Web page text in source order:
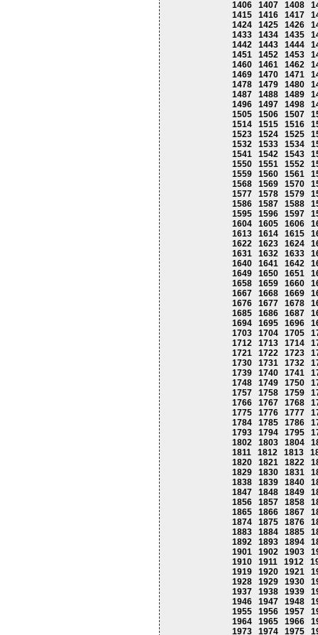
1406
1407 1408
1415
1416 1417
1424
1425 1426
1433
1434 1435
1442
1443 1444
1451
1452 1453
1460
1461 1462
1469
1470 1471
1478
1479 1480
1487
1488 1489
1496
1497 1498
1505
1506 1507
1514
1515 1516
1523
1524 1525
1532
1533 1534
1541
1542 1543
1550
1551 1552
1559
1560 1561
1568
1569 1570
1577
1578 1579
1586
1587 1588
1595
1596 1597
1604
1605 1606
1613
1614 1615
1622
1623 1624
1631
1632 1633
1640
1641 1642
1649
1650 1651
1658
1659 1660
1667
1668 1669
1676
1677 1678
1685
1686 1687
1694
1695 1696
1703
1704 1705
1712
1713 1714
1721
1722 1723
1730
1731 1732
1739
1740 1741
1748
1749 1750
1757
1758 1759
1766
1767 1768
1775
1776 1777
1784
1785 1786
1793
1794 1795
1802
1803 1804
1811
1812 1813
1820
1821 1822
1829
1830 1831
1838
1839 1840
1847
1848 1849
1856
1857 1858
1865
1866 1867
1874
1875 1876
1883
1884 1885
1892
1893 1894
1901
1902 1903
1910
1911 1912
1919
1920 1921
1928
1929 1930
1937
1938 1939
1946
1947 1948
1955
1956 1957
1964
1965 1966
1973
1974 1975